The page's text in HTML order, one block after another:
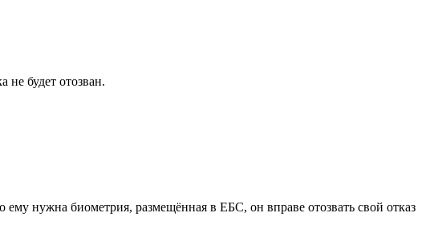
не будет отозван.
нужна биометрия, размещённая в ЕБС, он вправе отозвать свой отказ